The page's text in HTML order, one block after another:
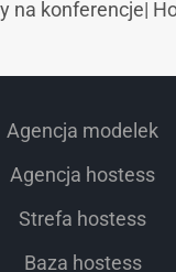
na konferencje|
Agencja modelek
Agencja hostess
Strefa hostess
Baza hostess